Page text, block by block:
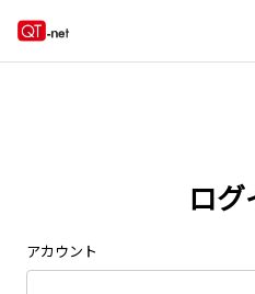
ログ
アカウント